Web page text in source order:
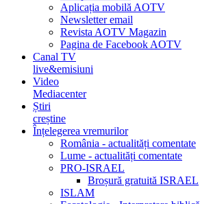
Aplicația mobilă AOTV
Newsletter email
Revista AOTV Magazin
Pagina de Facebook AOTV
Canal TV
live&emisiuni
Video
Mediacenter
Știri
creștine
Înțelegerea vremurilor
România - actualități comentate
Lume - actualități comentate
PRO-ISRAEL
Broșură gratuită ISRAEL
ISLAM